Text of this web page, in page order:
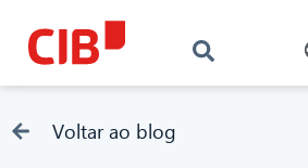
Voltar ao blog